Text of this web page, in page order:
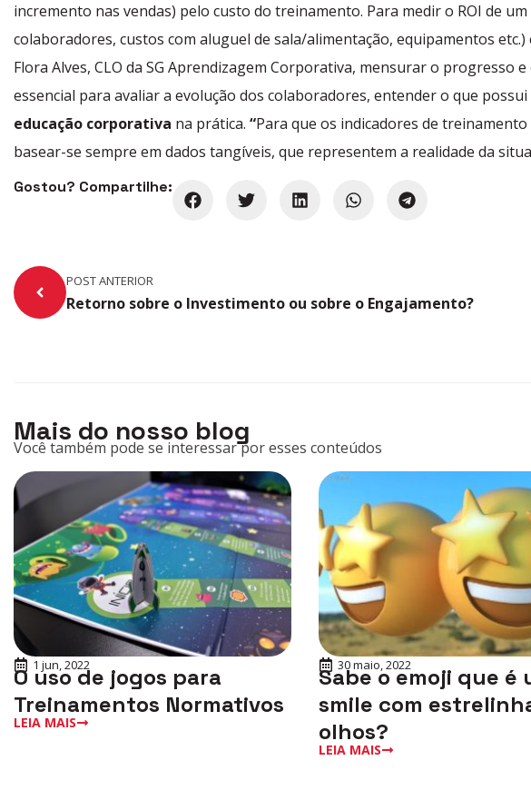
incremento nas vendas) pelo custo do treinamento. Para medir o ROI de um
colaboradores, custos com aluguel de sala/alimentação, equipamentos
Flora Alves, CLO da SG Aprendizagem Corporativa, mensurar o progresso
essencial para avaliar a evolução dos colaboradores, entender o que
educação corporativa na prática. “Para que os indicadores de
basear-se sempre em dados tangíveis, que representem a realidade da
Gostou? Compartilhe:
POST ANTERIOR
Retorno sobre o Investimento ou sobre o Engajamento?
Mais do nosso blog
Você também pode se interessar por esses conteúdos
1 jun, 2022
O uso de jogos para
Treinamentos Normativos
LEIA MAIS
30 maio, 2022
Sabe o emoji que é
smile com
olhos?
LEIA MAIS